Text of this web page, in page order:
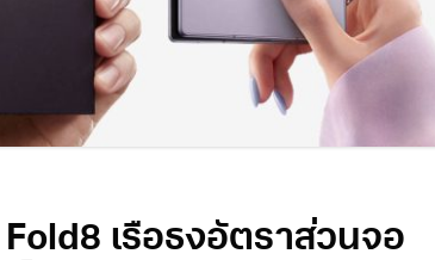
เรือธงอัตราส่วนจอ